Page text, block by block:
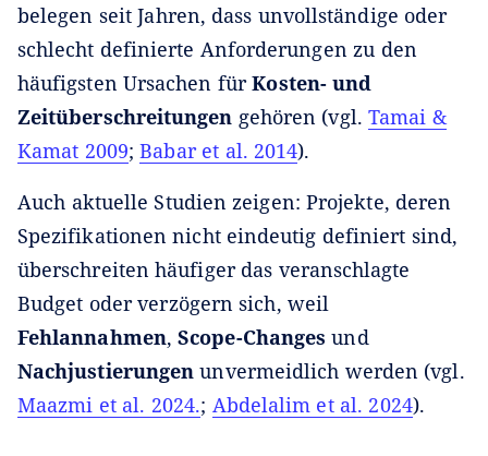
belegen seit Jahren, dass unvollständige oder
schlecht definierte Anforderungen zu den
häufigsten Ursachen fürKosten- und
Zeitüberschreitungen gehören (vgl.Tamai &
Kamat 2009;Babar et al. 2014).
Auch aktuelle Studien zeigen: Projekte, deren
Spezifikationen nicht eindeutig definiert sind,
überschreiten häufiger das veranschlagte
Budget oder verzögern sich, weil
Fehlannahmen,Scope-Changesund
Nachjustierungen unvermeidlich werden (vgl.
Maazmi et al. 2024.; Abdelalim et al. 2024).